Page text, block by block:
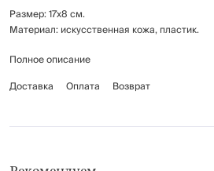
Размер: 17х8 см.
Материал: искусственная кожа, пластик.
Протирать мягкой сухой тканью.
Полное описание
Доставка
Оплата Возврат